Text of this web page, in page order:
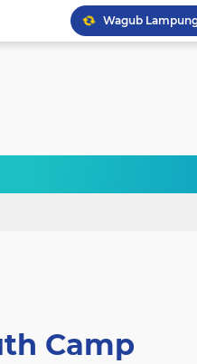
Wagub
Camp